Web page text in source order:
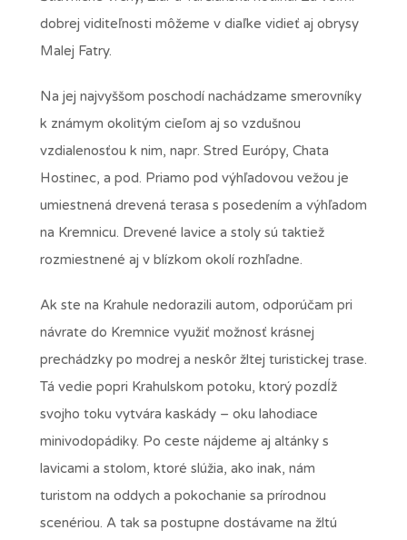
dobrej viditeľnosti môžeme v diaľke vidieť aj obrysy
Malej Fatry.
Na jej najvyššom poschodí nachádzame smerovníky
k známym okolitým cieľom aj so vzdušnou
vzdialenosťou k nim, napr. Stred Európy, Chata
Hostinec, a pod. Priamo pod výhľadovou vežou je
umiestnená drevená terasa s posedením a výhľadom
na Kremnicu. Drevené lavice a stoly sú taktiež
rozmiestnené aj v blízkom okolí rozhľadne.
Ak ste na Krahule nedorazili autom, odporúčam pri
návrate do Kremnice využiť možnosť krásnej
prechádzky po modrej a neskôr žltej turistickej trase.
Tá vedie popri Krahulskom potoku, ktorý pozdĺž
svojho toku vytvára kaskády – oku lahodiace
minivodopádiky. Po ceste nájdeme aj altánky s
lavicami a stolom, ktoré slúžia, ako inak, nám
turistom na oddych a pokochanie sa prírodnou
scenériou. A tak sa postupne dostávame na žltú